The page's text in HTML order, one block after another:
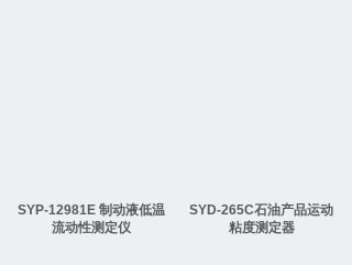
SYP-12981E 制动液低温
流动性测定仪
SYD-265C石油产品运动
粘度测定器